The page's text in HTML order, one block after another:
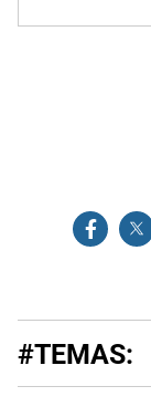
#TEMAS: